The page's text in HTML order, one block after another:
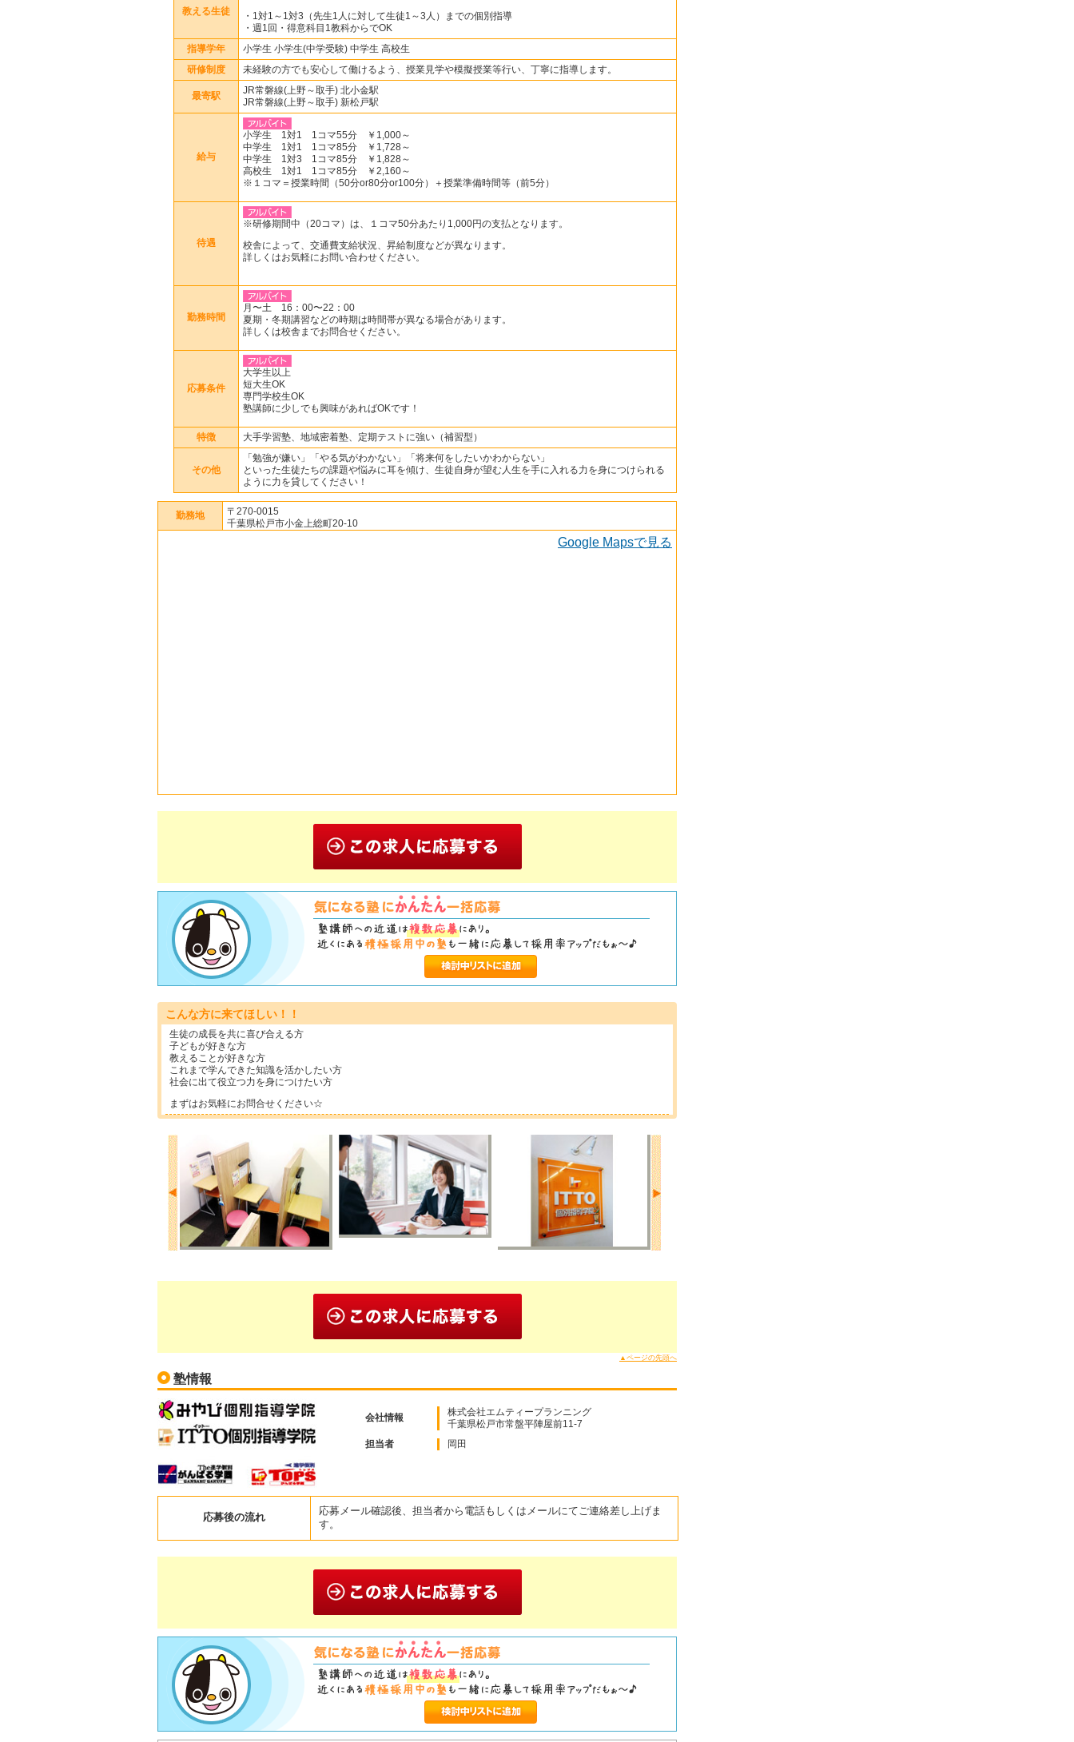
教える生徒
・1対1～1対3（先生1人に対して生徒1～3人）までの個別指導
・週1回・得意科目1教科からでOK
指導学年 小学生 小学生(中学受験) 中学生 高校生
研修制度 未経験の方でも安心して働けるよう、授業見学や模擬授業等行い、丁寧に指導します。
最寄駅
JR常磐線(上野～取手) 北小金駅
JR常磐線(上野～取手) 新松戸駅
給与
小学生 1対1 1コマ55分 ￥1,000～
中学生 1対1 1コマ85分 ￥1,728～
中学生 1対3 1コマ85分 ￥1,828～
高校生 1対1 1コマ85分 ￥2,160～
※１コマ＝授業時間（50分or80分or100分）＋授業準備時間等（前5分）
待遇
※研修期間中（20コマ）は、１コマ50分あたり1,000円の支払となります。
校舎によって、交通費支給状況、昇給制度などが異なります。
詳しくはお気軽にお問い合わせください。
勤務時間
月〜土 16：00〜22：00
夏期・冬期講習などの時期は時間帯が異なる場合があります。
詳しくは校舎までお問合せください。
応募条件
大学生以上
短大生OK
専門学校生OK
塾講師に少しでも興味があればOKです！
特徴 大手学習塾、地域密着塾、定期テストに強い（補習型）
その他
「勉強が嫌い」「やる気がわかない」「将来何をしたいかわからない」
といった生徒たちの課題や悩みに耳を傾け、生徒自身が望む人生を手に入れる力を身につけられる
ように力を貸してください！
勤務地
〒270-0015
千葉県松戸市小金上総町20‐10
Google Mapsで見る
こんな方に来てほしい！！
生徒の成長を共に喜び合える方
子どもが好きな方
教えることが好きな方
これまで学んできた知識を活かしたい方
社会に出て役立つ力を身につけたい方
まずはお気軽にお問合せください☆
▲ページの先頭へ
塾情報
会社情報
株式会社エムティープランニング
千葉県松戸市常盤平陣屋前11‐7
担当者 岡田
応募後の流れ
応募メール確認後、担当者から電話もしくはメールにてご連絡差し上げま
す。